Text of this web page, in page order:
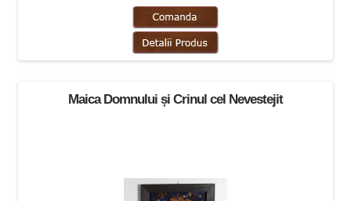
Maica Domnului și Crinul cel Nevestejit